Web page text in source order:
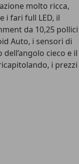
molto ricca,
i fari full LED, il
da 10,25 pollici
Auto, i sensori di
cieco e il
i prezzi